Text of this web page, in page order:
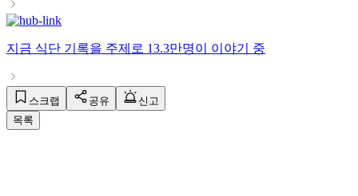
지금 식단 기록을 주제로 13.3만명이 이야기 중
스크랩 공유
신고
목록